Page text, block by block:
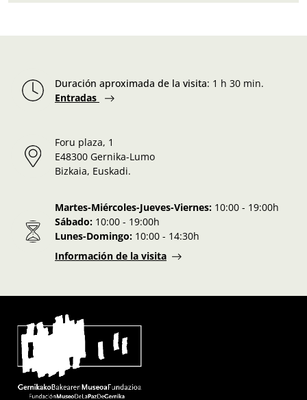
Duración aproximada de la visita: 1 h 30 min.
Entradas
Foru plaza, 1
E48300 Gernika-Lumo
Bizkaia, Euskadi.
Martes-Miércoles-Jueves-Viernes: 10:00 - 19:00h
Sábado: 10:00 - 19:00h
Lunes-Domingo: 10:00 - 14:30h
Información de la visita